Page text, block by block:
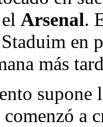
Arsenal.
en
más
supone
comenzó a